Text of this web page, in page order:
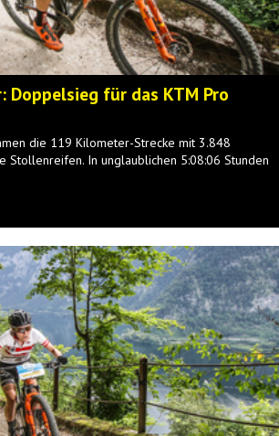
Doppelsieg für das KTM Pro
die 119 Kilometer-Strecke mit 3.848
Stollenreifen. In unglaublichen 5:08:06 Stunden